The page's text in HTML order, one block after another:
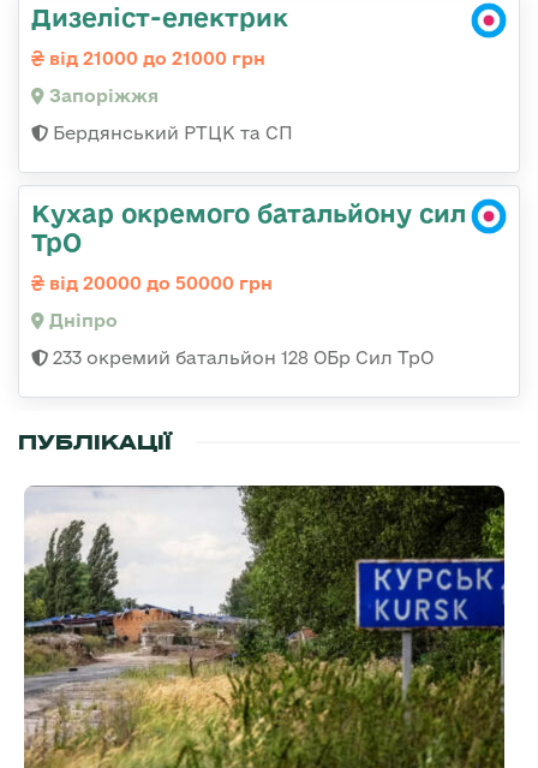
Дизеліст-електрик
від 21000 до 21000 грн
Запоріжжя
Бердянський РТЦК та СП
Кухар окремого батальйону сил
ТрО
від 20000 до 50000 грн
Дніпро
233 окремий батальйон 128 ОБр Сил ТрО
ПУБЛІКАЦІЇ